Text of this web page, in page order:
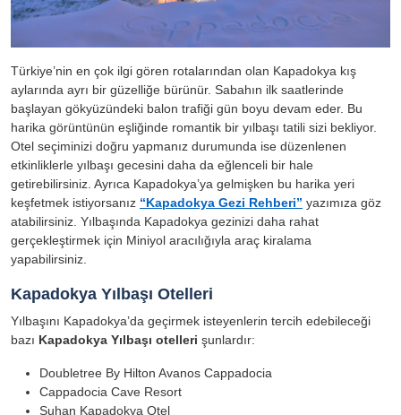
Türkiye’nin en çok ilgi gören rotalarından olan Kapadokya kış
aylarında ayrı bir güzelliğe bürünür. Sabahın ilk saatlerinde
başlayan gökyüzündeki balon trafiği gün boyu devam eder. Bu
harika görüntünün eşliğinde romantik bir yılbaşı tatili sizi bekliyor.
Otel seçiminizi doğru yapmanız durumunda ise düzenlenen
etkinliklerle yılbaşı gecesini daha da eğlenceli bir hale
getirebilirsiniz. Ayrıca Kapadokya’ya gelmişken bu harika yeri
keşfetmek istiyorsanız “Kapadokya Gezi Rehberi” yazımıza göz
atabilirsiniz. Yılbaşında Kapadokya gezinizi daha rahat
gerçekleştirmek için Miniyol aracılığıyla araç kiralama
yapabilirsiniz.
Kapadokya Yılbaşı Otelleri
Yılbaşını Kapadokya’da geçirmek isteyenlerin tercih edebileceği
bazı Kapadokya Yılbaşı otelleri şunlardır:
Doubletree By Hilton Avanos Cappadocia
Cappadocia Cave Resort
Suhan Kapadokya Otel